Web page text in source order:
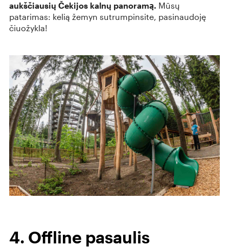
aukščiausių Čekijos kalnų panoramą. Mūsų
patarimas: kelią žemyn sutrumpinsite, pasinaudoję
čiuožykla!
4. Offline pasaulis